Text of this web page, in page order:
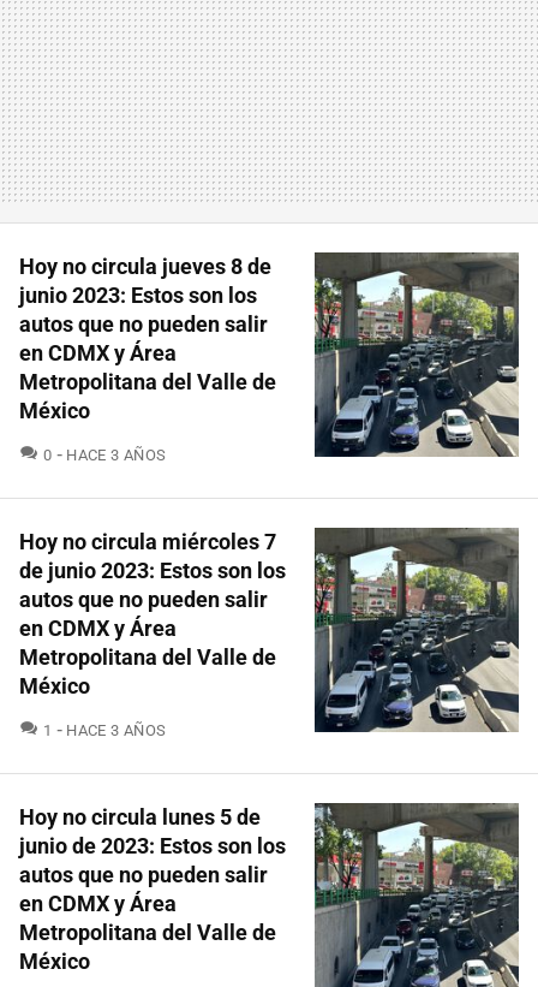
Hoy no circula jueves 8 de
junio 2023: Estos son los
autos que no pueden salir
en CDMX y Área
Metropolitana del Valle de
México
0 COMENTARIOS
HACE 3 AÑOS
Hoy no circula miércoles 7
de junio 2023: Estos son los
autos que no pueden salir
en CDMX y Área
Metropolitana del Valle de
México
1 COMENTARIOS
HACE 3 AÑOS
Hoy no circula lunes 5 de
junio de 2023: Estos son los
autos que no pueden salir
en CDMX y Área
Metropolitana del Valle de
México